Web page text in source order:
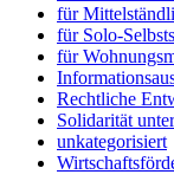
für
für Solo-
für
Rechtliche
Solidarität
unkategorisiert